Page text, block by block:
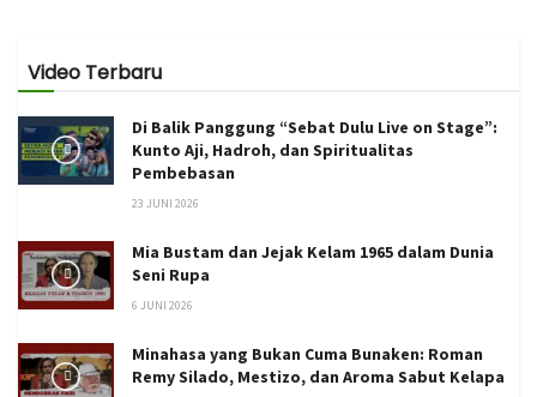
Video Terbaru
Di Balik Panggung “Sebat Dulu Live on Stage”:
Kunto Aji, Hadroh, dan Spiritualitas
Pembebasan
23 JUNI 2026
Mia Bustam dan Jejak Kelam 1965 dalam Dunia
Seni Rupa
6 JUNI 2026
Minahasa yang Bukan Cuma Bunaken: Roman
Remy Silado, Mestizo, dan Aroma Sabut Kelapa